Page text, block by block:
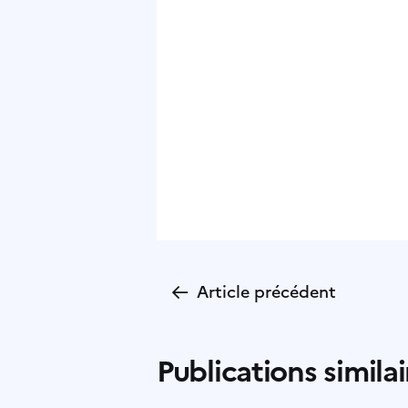
← Article précédent
Publications